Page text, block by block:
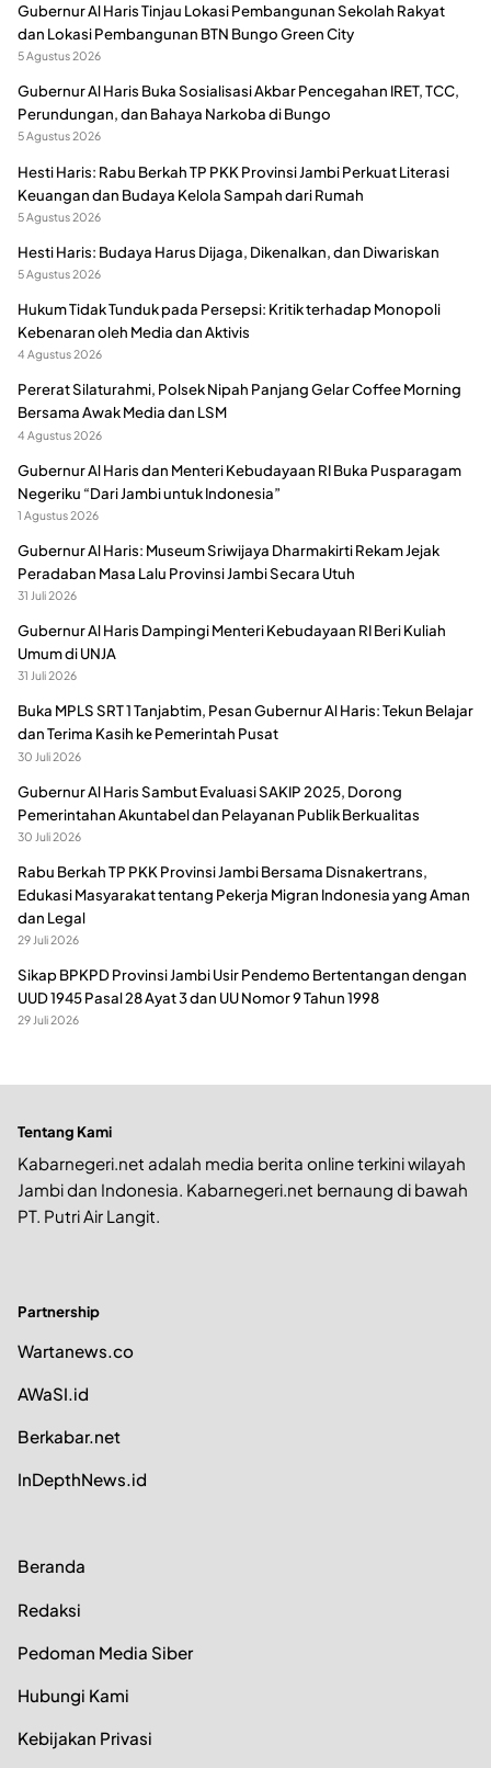
Gubernur Al Haris Tinjau Lokasi Pembangunan Sekolah Rakyat
dan Lokasi Pembangunan BTN Bungo Green City
5 Agustus 2026
Gubernur Al Haris Buka Sosialisasi Akbar Pencegahan IRET, TCC,
Perundungan, dan Bahaya Narkoba di Bungo
5 Agustus 2026
Hesti Haris: Rabu Berkah TP PKK Provinsi Jambi Perkuat Literasi
Keuangan dan Budaya Kelola Sampah dari Rumah
5 Agustus 2026
Hesti Haris: Budaya Harus Dijaga, Dikenalkan, dan Diwariskan
5 Agustus 2026
Hukum Tidak Tunduk pada Persepsi: Kritik terhadap Monopoli
Kebenaran oleh Media dan Aktivis
4 Agustus 2026
Pererat Silaturahmi, Polsek Nipah Panjang Gelar Coffee Morning
Bersama Awak Media dan LSM
4 Agustus 2026
Gubernur Al Haris dan Menteri Kebudayaan RI Buka Pusparagam
Negeriku “Dari Jambi untuk Indonesia”
1 Agustus 2026
Gubernur Al Haris: Museum Sriwijaya Dharmakirti Rekam Jejak
Peradaban Masa Lalu Provinsi Jambi Secara Utuh
31 Juli 2026
Gubernur Al Haris Dampingi Menteri Kebudayaan RI Beri Kuliah
Umum di UNJA
31 Juli 2026
Buka MPLS SRT 1 Tanjabtim, Pesan Gubernur Al Haris: Tekun Belajar
dan Terima Kasih ke Pemerintah Pusat
30 Juli 2026
Gubernur Al Haris Sambut Evaluasi SAKIP 2025, Dorong
Pemerintahan Akuntabel dan Pelayanan Publik Berkualitas
30 Juli 2026
Rabu Berkah TP PKK Provinsi Jambi Bersama Disnakertrans,
Edukasi Masyarakat tentang Pekerja Migran Indonesia yang Aman
dan Legal
29 Juli 2026
Sikap BPKPD Provinsi Jambi Usir Pendemo Bertentangan dengan
UUD 1945 Pasal 28 Ayat 3 dan UU Nomor 9 Tahun 1998
29 Juli 2026
Tentang Kami
Kabarnegeri.net adalah media berita online terkini wilayah
Jambi dan Indonesia. Kabarnegeri.net bernaung di bawah
PT. Putri Air Langit.
Partnership
Wartanews.co
AWaSI.id
Berkabar.net
InDepthNews.id
Beranda
Redaksi
Pedoman Media Siber
Hubungi Kami
Kebijakan Privasi